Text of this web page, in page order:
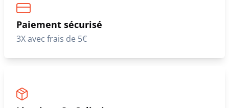
Paiement sécurisé
3X avec frais de 5€